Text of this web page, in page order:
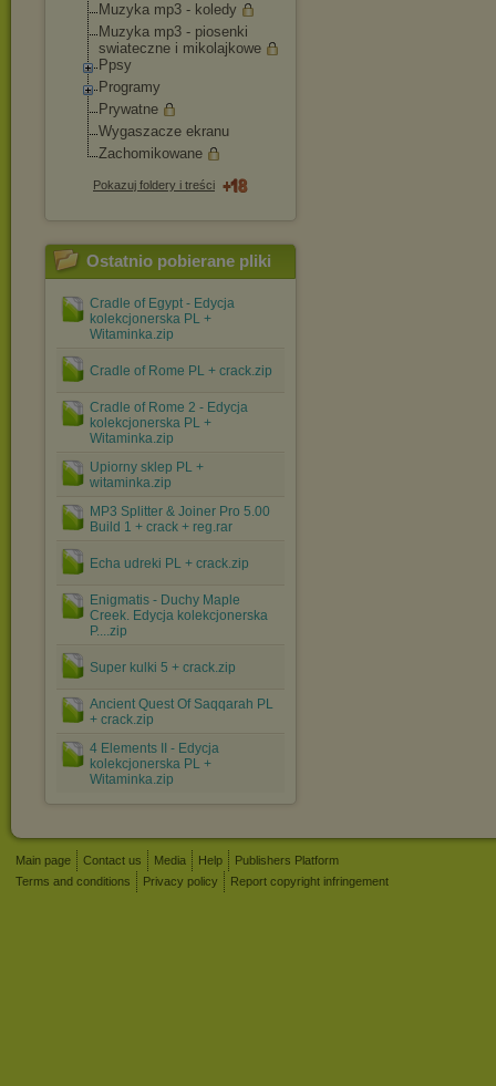
Muzyka mp3 - koledy
Muzyka mp3 - piosenki
swiateczne i mikolajkowe
Ppsy
Programy
Prywatne
Wygaszacze ekranu
Zachomikowane
Pokazuj foldery i treści
Ostatnio pobierane pliki
Cradle of Egypt - Edycja
kolekcjonerska PL +
Witaminka.zip
Cradle of Rome PL + crack.zip
Cradle of Rome 2 - Edycja
kolekcjonerska PL +
Witaminka.zip
Upiorny sklep PL +
witaminka.zip
MP3 Splitter & Joiner Pro 5.00
Build 1 + crack + reg.rar
Echa udreki PL + crack.zip
Enigmatis - Duchy Maple
Creek. Edycja kolekcjonerska
P....zip
Super kulki 5 + crack.zip
Ancient Quest Of Saqqarah PL
+ crack.zip
4 Elements II - Edycja
kolekcjonerska PL +
Witaminka.zip
Main page Contact us Media Help
Publishers Platform
Terms and conditions
Privacy policy Report copyright infringement